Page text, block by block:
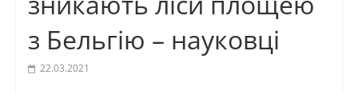
з Бельгію – науковці
22.03.2021